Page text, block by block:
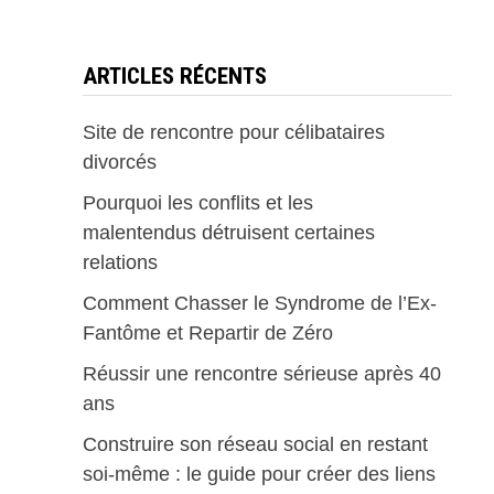
ARTICLES RÉCENTS
Site de rencontre pour célibataires
divorcés
Pourquoi les conflits et les
malentendus détruisent certaines
relations
Comment Chasser le Syndrome de l’Ex-
Fantôme et Repartir de Zéro
Réussir une rencontre sérieuse après 40
ans
Construire son réseau social en restant
soi-même : le guide pour créer des liens